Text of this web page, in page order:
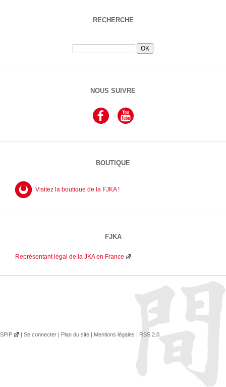
RECHERCHE
NOUS SUIVRE
BOUTIQUE
Visitez la boutique de la FJKA !
FJKA
Représentant légal de la JKA en France
SPIP | Se connecter | Plan du site | Mentions légales | RSS 2.0